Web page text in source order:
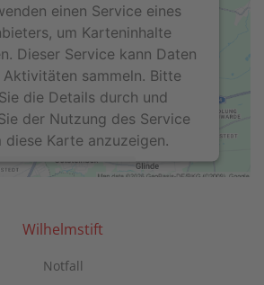
einen Service eines
um Karteninhalte
Dieser Service kann Daten
Aktivitäten sammeln. Bitte
die Details durch und
der Nutzung des Service
diese Karte anzuzeigen.
Informationen
Akzeptieren
Management Platform
Wilhelmstift
Notfall